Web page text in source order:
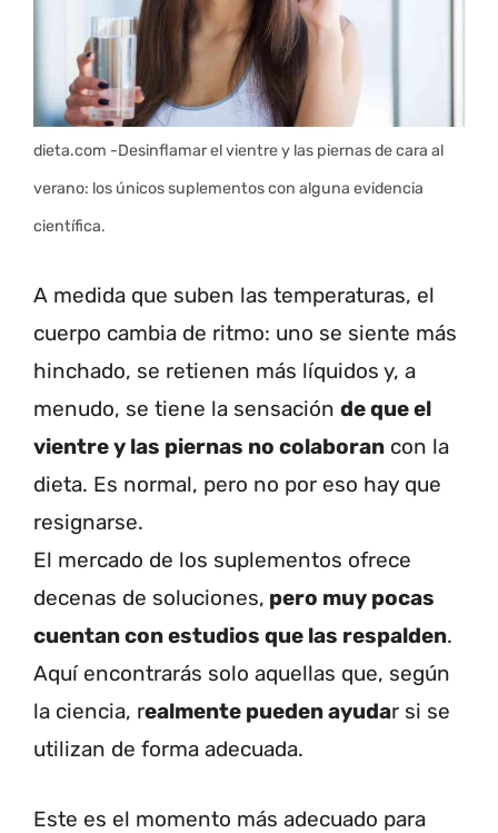
dieta.com -Desinflamar el vientre y las piernas de cara al
verano: los únicos suplementos con alguna evidencia
científica.
A medida que suben las temperaturas, el
cuerpo cambia de ritmo: uno se siente más
hinchado, se retienen más líquidos y, a
menudo, se tiene la sensación de que el
vientre y las piernas no colaboran con la
dieta. Es normal, pero no por eso hay que
resignarse.
El mercado de los suplementos ofrece
decenas de soluciones, pero muy pocas
cuentan con estudios que las respalden.
Aquí encontrarás solo aquellas que, según
la ciencia, realmente pueden ayudar si se
utilizan de forma adecuada.
Este es el momento más adecuado para